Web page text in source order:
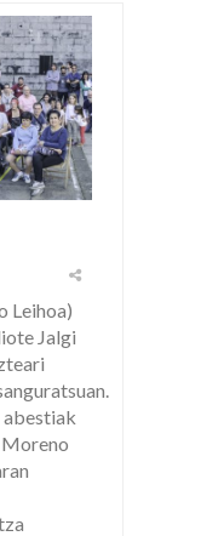
Leihoa)
Jalgi